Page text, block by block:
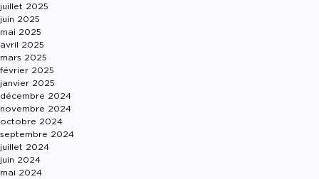
juillet 2025
juin 2025
mai 2025
avril 2025
mars 2025
février 2025
janvier 2025
décembre 2024
novembre 2024
octobre 2024
septembre 2024
juillet 2024
juin 2024
mai 2024